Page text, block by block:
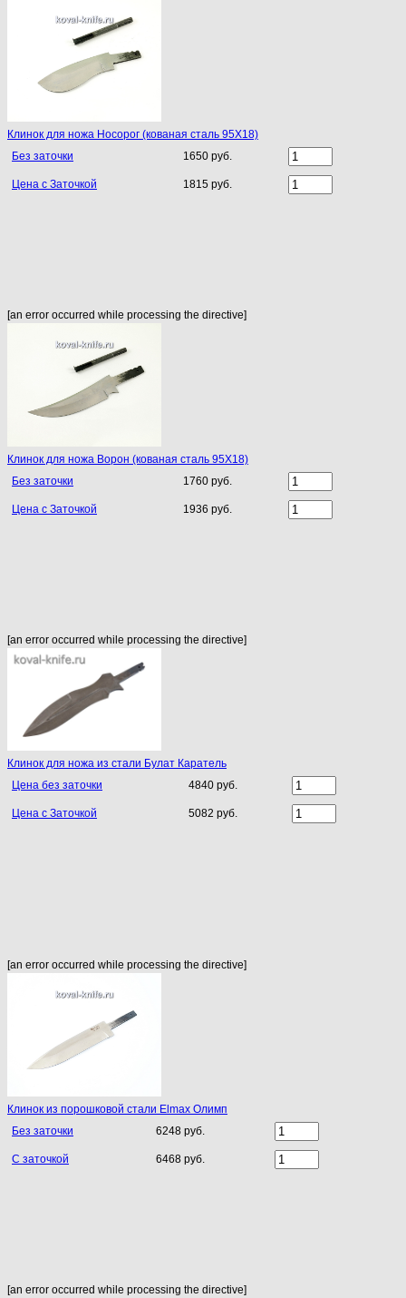
Клинок для ножа Носорог (кованая сталь 95Х18)
Без заточки
1650 руб.
Цена с Заточкой 1815 руб.
[an error occurred while processing the directive]
Клинок для ножа Ворон (кованая сталь 95Х18)
Без заточки
1760 руб.
Цена с Заточкой 1936 руб.
[an error occurred while processing the directive]
Клинок для ножа из стали Булат Каратель
Цена без заточки
4840 руб.
Цена с Заточкой 5082 руб.
[an error occurred while processing the directive]
Клинок из порошковой стали Elmax Олимп
Без заточки
6248 руб.
С заточкой 6468 руб.
[an error occurred while processing the directive]